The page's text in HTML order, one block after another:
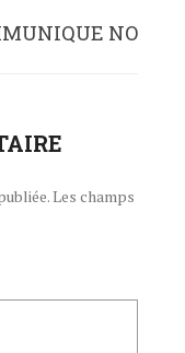
NO
FDD PARTY
DECEMBER
Les champs